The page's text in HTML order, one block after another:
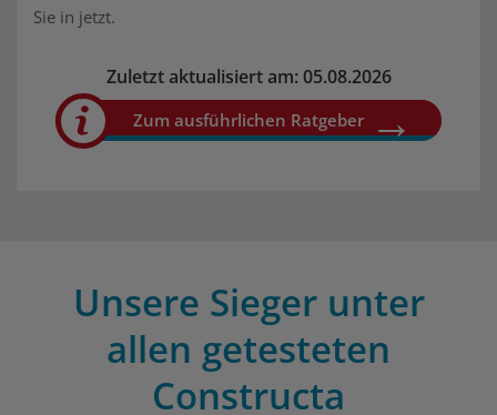
Sie in jetzt.
Zuletzt aktualisiert am: 05.08.2026
Zum ausführlichen Ratgeber
Unsere Sieger unter
allen getesteten
Constructa